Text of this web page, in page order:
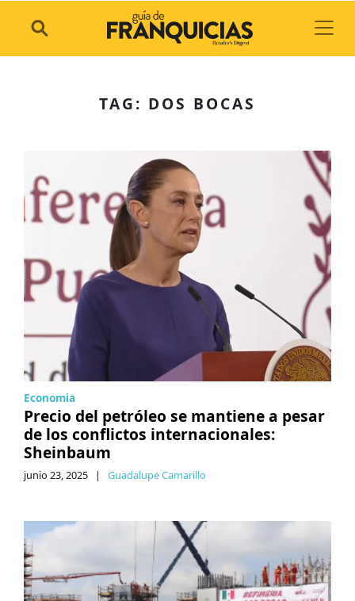
TAG: DOS BOCAS
Economia
Precio del petróleo se mantiene a pesar
de los conflictos internacionales:
Sheinbaum
junio 23, 2025 | Guadalupe Camarillo